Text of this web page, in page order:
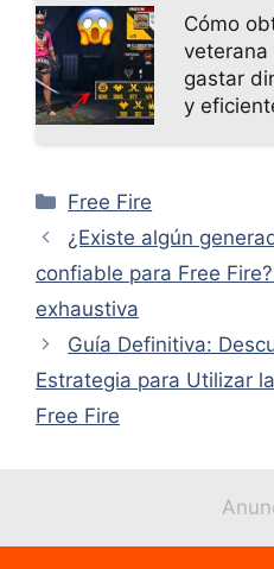
Cómo
veterana
gastar
y
Categorías
Free Fire
¿Existe algún
confiable para Free
exhaustiva
Guía Definitiva:
Estrategia para Utilizar
Free Fire